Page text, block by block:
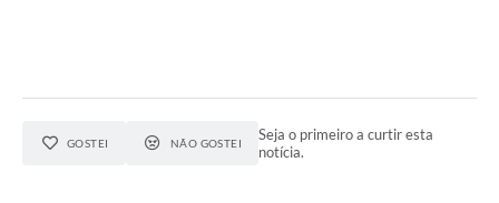
GOSTEI NÃO GOSTEI
Seja o primeiro a curtir esta
notícia.